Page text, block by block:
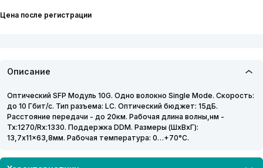
Цена после регистрации
Описание
Оптический SFP Модуль 10G. Одно волокно Single Mode. Скорость:
до 10 Гбит/c. Тип разъема: LC. Оптический бюджет: 15дБ.
Расстояние передачи - до 20км. Рабочая длина волны,нм -
Tx:1270/Rx:1330. Поддержка DDM. Размеры (ШхВхГ):
13,7x11x63,8мм. Рабочая температура: 0…+70°С.